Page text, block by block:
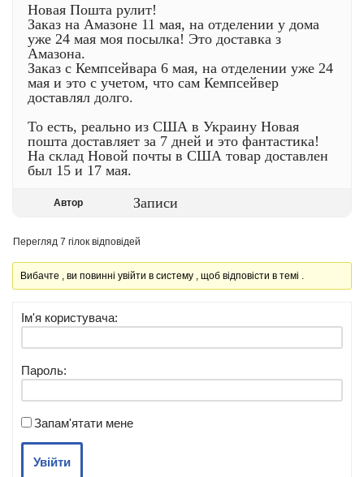
Новая Пошта рулит!
Заказ на Амазоне 11 мая, на отделении у дома
уже 24 мая моя посылка! Это доставка з
Амазона.
Заказ с Кемпсейвара 6 мая, на отделении уже 24
мая и это с учетом, что сам Кемпсейвер
доставлял долго.
То есть, реально из США в Украину Новая
пошта доставляет за 7 дней и это фантастика!
На склад Новой почты в США товар доставлен
был 15 и 17 мая.
Автор Записи
Перегляд 7 гілок відповідей
Вибачте , ви повинні увійти в систему , щоб відповісти в темі .
Ім'я користувача:
Пароль:
Запам'ятати мене
Увійти